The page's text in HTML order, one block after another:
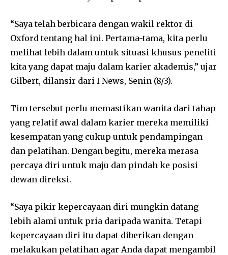
“Saya telah berbicara dengan wakil rektor di
Oxford tentang hal ini. Pertama-tama, kita perlu
melihat lebih dalam untuk situasi khusus peneliti
kita yang dapat maju dalam karier akademis,” ujar
Gilbert, dilansir dari I News, Senin (8/3).
Tim tersebut perlu memastikan wanita dari tahap
yang relatif awal dalam karier mereka memiliki
kesempatan yang cukup untuk pendampingan
dan pelatihan. Dengan begitu, mereka merasa
percaya diri untuk maju dan pindah ke posisi
dewan direksi.
“Saya pikir kepercayaan diri mungkin datang
lebih alami untuk pria daripada wanita. Tetapi
kepercayaan diri itu dapat diberikan dengan
melakukan pelatihan agar Anda dapat mengambil